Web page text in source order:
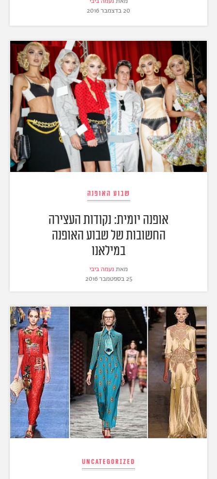
20 בדצמבר 2016
שבוע האופנה
אופנה יומית: נקודות העצירה
החשובות של שבוע האופנה
במילאנו
מאת נעמה ביבי
25 בספטמבר 2016
Uncategorized